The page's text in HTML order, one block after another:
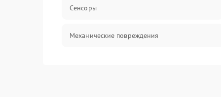
Сенсоры
Механические повреждения